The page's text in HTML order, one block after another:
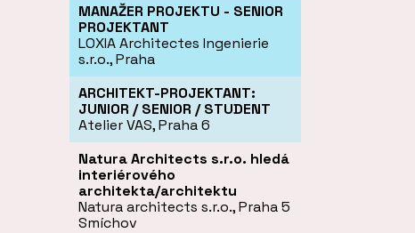
MANAŽER PROJEKTU - SENIOR
PROJEKTANT
LOXIA Architectes Ingenierie
s.r.o., Praha
ARCHITEKT-PROJEKTANT:
JUNIOR / SENIOR / STUDENT
Atelier VAS, Praha 6
Natura Architects s.r.o. hledá
interiérového
architekta/architektu
Natura architects s.r.o., Praha 5
Smíchov